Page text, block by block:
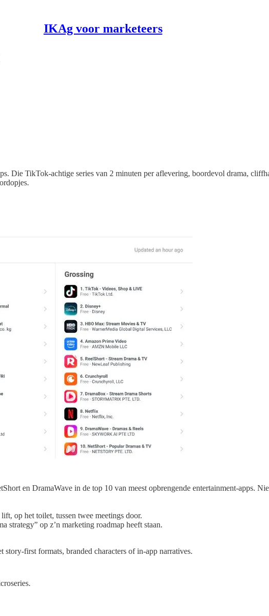
IKAg voor marketeers
Die TikTok-achtige series van 2 minuten per aflevering, boordevol drama,
en DramaWave in de top 10 van meest opbrengende entertainment-apps.
op het toilet, tussen twee meetings door.
strategy” op z’n marketing roadmap heeft staan.
first formats, branded characters of in-app narratives.